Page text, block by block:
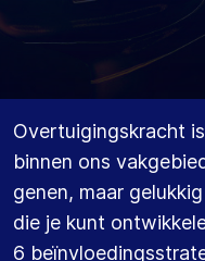
Overtuigingskracht
binnen ons
genen, maar
die je kunt
6